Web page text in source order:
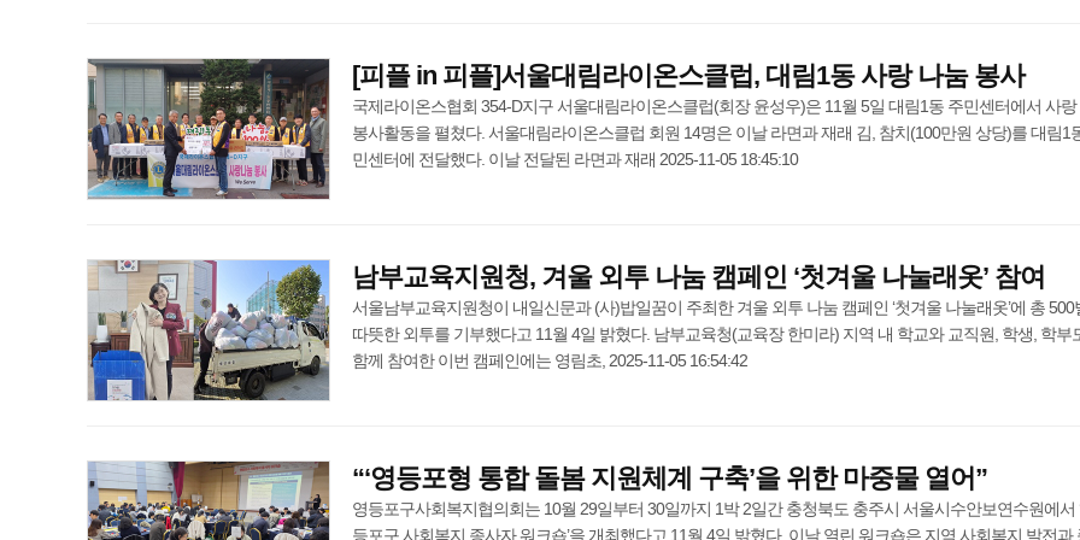
[피플 in 피플]서울대림라이온스클럽, 대림1동 사랑 나눔 봉사
국제라이온스협회 354-D지구 서울대림라이온스클럽(회장 윤성우)은 11월 5일 대림1동 주민센터에서 사랑
봉사활동을 펼쳤다. 서울대림라이온스클럽 회원 14명은 이날 라면과 재래 김, 참치(100만원 상당)를 대림1
민센터에 전달했다. 이날 전달된 라면과 재래 2025-11-05 18:45:10
남부교육지원청, 겨울 외투 나눔 캠페인 ‘첫겨울 나눌래옷’ 참여
서울남부교육지원청이 내일신문과 (사)밥일꿈이 주최한 겨울 외투 나눔 캠페인 ‘첫겨울 나눌래옷’에 총 500
따뜻한 외투를 기부했다고 11월 4일 밝혔다. 남부교육청(교육장 한미라) 지역 내 학교와 교직원, 학생, 학부
함께 참여한 이번 캠페인에는 영림초, 2025-11-05 16:54:42
“‘영등포형 통합 돌봄 지원체계 구축’을 위한 마중물 열어”
영등포구사회복지협의회는 10월 29일부터 30일까지 1박 2일간 충청북도 충주시 서울시수안보연수원에서
등포구 사회복지 종사자 워크숍’을 개최했다고 11월 4일 밝혔다. 이날 열린 워크숍은 지역 사회복지 발전과